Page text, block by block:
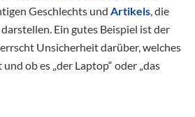
Geschlechts und Artikels, die
Ein gutes Beispiel ist der
Unsicherheit darüber, welches
ob es „der Laptop“ oder „das